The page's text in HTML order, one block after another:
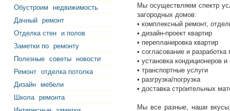
Обустроим
недвижимость
Дачный ремонт
Отделка стен
и полов
Заметки по ремонту
Полезные советы
новости
Ремонт отделка потолка
Дизайн
мебели
Школа ремонта
Мы осуществляем спектр
загородных домов:
• комплексный ремонт,
• дизайн-проект квартир
• перепланировка квартир
• согласование и
• установка кондиционеров и
• транспортные услуги
• разгрузка/погрузка
• доставка строительных
Мы все разные, наши